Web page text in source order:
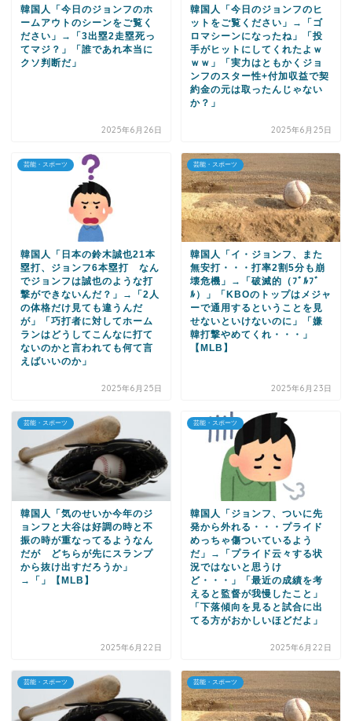
韓国人「今日のジョンフのホ
ームアウトのシーンをご覧く
ださい」→「3出塁2走塁死っ
てマジ？」「誰であれ本当に
クソ判断だ」
2025年6月26日
韓国人「今日のジョンフのヒ
ットをご覧ください」→「ゴ
ロマシーンになったね」「投
手がヒットにしてくれたよｗ
ｗｗ」「実力はともかくジョ
ンフのスター性+付加収益で契
約金の元は取ったんじゃない
か？」
2025年6月25日
芸能・スポーツ
韓国人「日本の鈴木誠也21本
塁打、ジョンフ6本塁打 なん
でジョンフは誠也のような打
撃ができないんだ？」→「2人
の体格だけ見ても違うんだ
が」「巧打者に対してホーム
ランはどうしてこんなに打て
ないのかと言われても何て言
えばいいのか」
2025年6月25日
芸能・スポーツ
韓国人「イ・ジョンフ、また
無安打・・・打率2割5分も崩
壊危機」→「破滅的（ﾌﾞﾙﾌﾞ
ﾙ）」「KBOのトップはメジャ
ーで通用するということを見
せないといけないのに」「嫌
韓打撃やめてくれ・・・」
【MLB】
2025年6月23日
芸能・スポーツ
韓国人「気のせいか今年のジ
ョンフと大谷は好調の時と不
振の時が重なってるようなん
だが どちらが先にスランプ
から抜け出すだろうか」
→「」【MLB】
2025年6月22日
芸能・スポーツ
韓国人「ジョンフ、ついに先
発から外れる・・・プライド
めっちゃ傷ついているよう
だ」→「プライド云々する状
況ではないと思うけ
ど・・・」「最近の成績を考
えると監督が我慢したこと」
「下落傾向を見ると試合に出
てる方がおかしいほどだよ」
2025年6月22日
芸能・スポーツ 芸能・スポーツ